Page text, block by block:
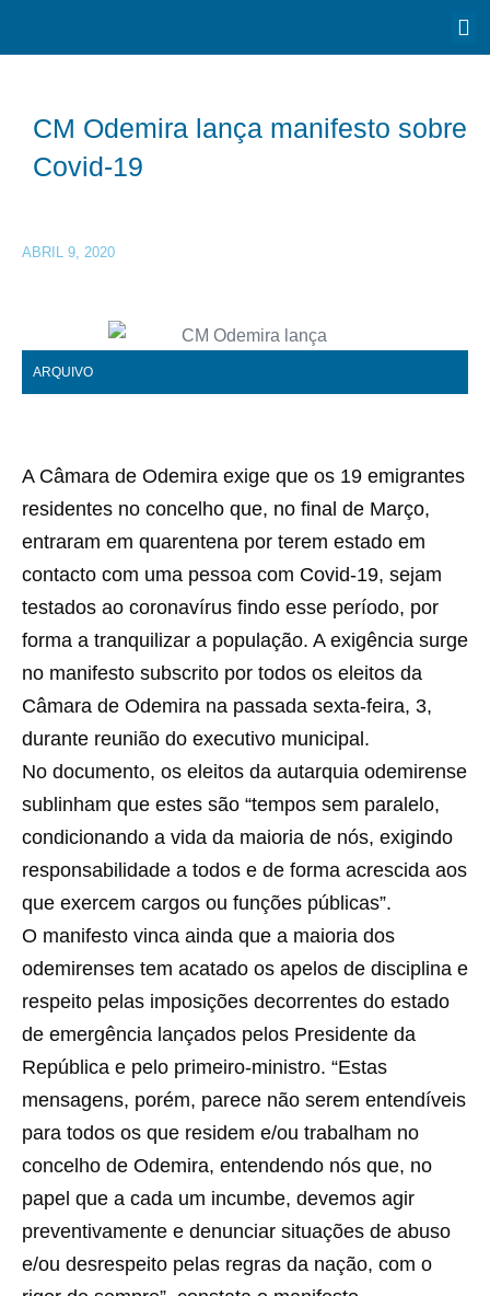
CM Odemira lança manifesto sobre
Covid-19
ABRIL 9, 2020
ARQUIVO
A Câmara de Odemira exige que os 19 emigrantes
residentes no concelho que, no final de Março,
entraram em quarentena por terem estado em
contacto com uma pessoa com Covid-19, sejam
testados ao coronavírus findo esse período, por
forma a tranquilizar a população. A exigência surge
no manifesto subscrito por todos os eleitos da
Câmara de Odemira na passada sexta-feira, 3,
durante reunião do executivo municipal.
No documento, os eleitos da autarquia odemirense
sublinham que estes são “tempos sem paralelo,
condicionando a vida da maioria de nós, exigindo
responsabilidade a todos e de forma acrescida aos
que exercem cargos ou funções públicas”.
O manifesto vinca ainda que a maioria dos
odemirenses tem acatado os apelos de disciplina e
respeito pelas imposições decorrentes do estado
de emergência lançados pelos Presidente da
República e pelo primeiro-ministro. “Estas
mensagens, porém, parece não serem entendíveis
para todos os que residem e/ou trabalham no
concelho de Odemira, entendendo nós que, no
papel que a cada um incumbe, devemos agir
preventivamente e denunciar situações de abuso
e/ou desrespeito pelas regras da nação, com o